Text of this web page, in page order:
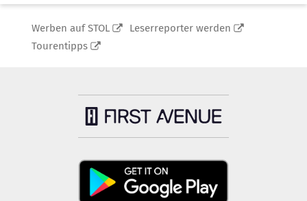
Werben auf STOL
Leserreporter werden
Tourentipps